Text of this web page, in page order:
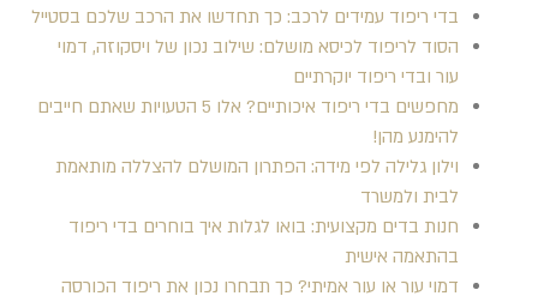
בדי ריפוד עמידים לרכב: כך תחדשו את הרכב שלכם בסטייל
הסוד לריפוד לכיסא מושלם: שילוב נכון של ויסקוזה, דמוי
עור ובדי ריפוד יוקרתיים
מחפשים בדי ריפוד איכותיים? אלו 5 הטעויות שאתם חייבים
להימנע מהן!
וילון גלילה לפי מידה: הפתרון המושלם להצללה מותאמת
לבית ולמשרד
חנות בדים מקצועית: בואו לגלות איך בוחרים בדי ריפוד
בהתאמה אישית
דמוי עור או עור אמיתי? כך תבחרו נכון את ריפוד הכורסה